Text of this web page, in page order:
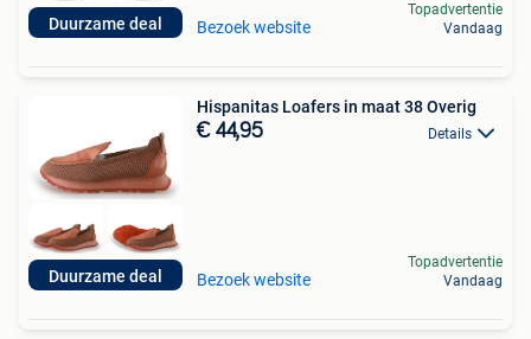
Duurzame deal Bezoek website
Topadvertentie
Vandaag
Duurzame deal
Hispanitas Loafers in maat 38 Overig
€ 44,95 Details
Bezoek website
Topadvertentie
Vandaag